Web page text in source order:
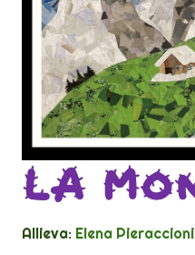
Allieva: Elena Pieraccioni